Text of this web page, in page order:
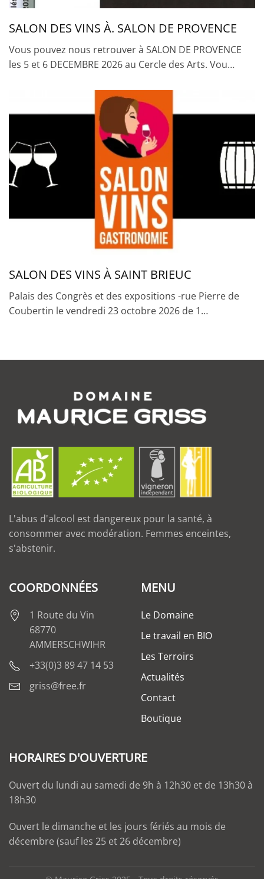
SALON DES VINS À. SALON DE PROVENCE
Vous pouvez nous retrouver à SALON DE PROVENCE
les 5 et 6 DECEMBRE 2026 au Cercle des Arts. Vou…
SALON DES VINS À SAINT BRIEUC
Palais des Congrès et des expositions -rue Pierre de
Coubertin le vendredi 23 octobre 2026 de 1…
L'abus d'alcool est dangereux pour la santé, à
consommer avec modération. Femmes enceintes,
s'abstenir.
COORDONNÉES
1 Route du Vin
68770
AMMERSCHWIHR
+33(0)3 89 47 14 53
griss@free.fr
MENU
Le Domaine
Le travail en BIO
Les Terroirs
Actualités
Contact
Boutique
HORAIRES D'OUVERTURE
Ouvert du lundi au samedi de 9h à 12h30 et de 13h30 à
18h30
Ouvert le dimanche et les jours fériés au mois de
décembre (sauf les 25 et 26 décembre)